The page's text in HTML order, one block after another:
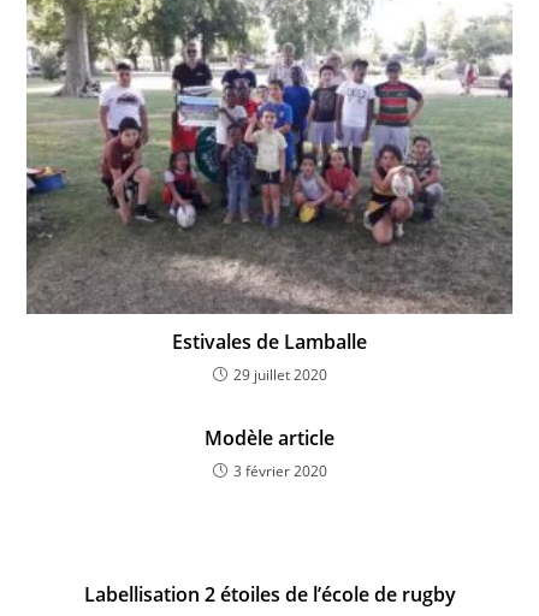
Estivales de Lamballe
29 juillet 2020
Modèle article
3 février 2020
Labellisation 2 étoiles de l’école de rugby